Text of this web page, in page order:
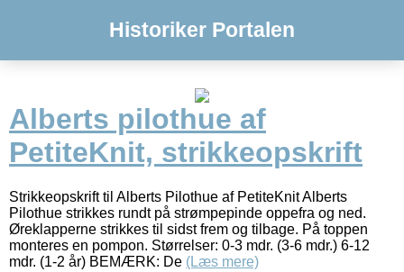
Historiker Portalen
Alberts pilothue af
PetiteKnit, strikkeopskrift
Strikkeopskrift til Alberts Pilothue af PetiteKnit Alberts
Pilothue strikkes rundt på strømpepinde oppefra og ned.
Øreklapperne strikkes til sidst frem og tilbage. På toppen
monteres en pompon. Størrelser: 0-3 mdr. (3-6 mdr.) 6-12
mdr. (1-2 år) BEMÆRK: De (Læs mere)